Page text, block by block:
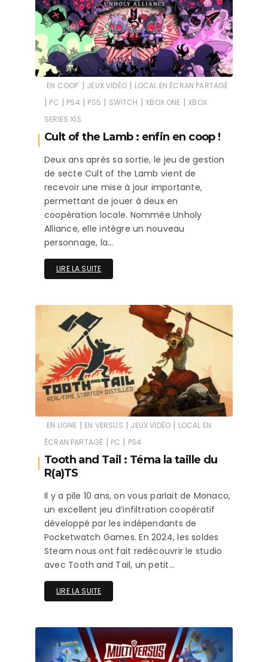
EN COOP' | JEUX VIDÉO | LOCAL EN ÉCRAN PARTAGÉ
| PC | PS4 | PS5 | SWITCH | XBOX ONE | XBOX
SERIES X|S
Cult of the Lamb : enfin en coop !
Deux ans après sa sortie, le jeu de gestion
de secte Cult of the Lamb vient de
recevoir une mise à jour importante,
permettant de jouer à deux en
coopération locale. Nommée Unholy
Alliance, elle intègre un nouveau
personnage, la…
LIRE LA SUITE
EN LIGNE | EN VERSUS | JEUX VIDÉO | LOCAL EN
ÉCRAN PARTAGÉ | PC | PS4
Tooth and Tail : Téma la taille du
R(a)TS
Il y a pile 10 ans, on vous parlait de Monaco,
un excellent jeu d’infiltration coopératif
développé par les indépendants de
Pocketwatch Games. En 2024, les soldes
Steam nous ont fait redécouvrir le studio
avec Tooth and Tail, un petit…
LIRE LA SUITE